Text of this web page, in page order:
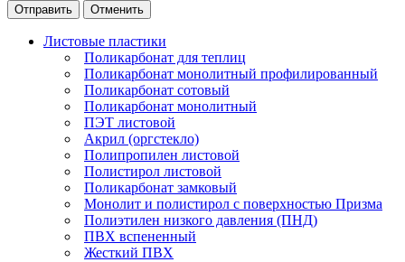
Отменить
Листовые пластики
Поликарбонат для теплиц
Поликарбонат монолитный профилированный
Поликарбонат сотовый
Поликарбонат монолитный
ПЭТ листовой
Акрил (оргстекло)
Полипропилен листовой
Полистирол листовой
Поликарбонат замковый
Монолит и полистирол с поверхностью Призма
Полиэтилен низкого давления (ПНД)
ПВХ вспененный
Жесткий ПВХ